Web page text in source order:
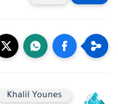
Khalil Younes